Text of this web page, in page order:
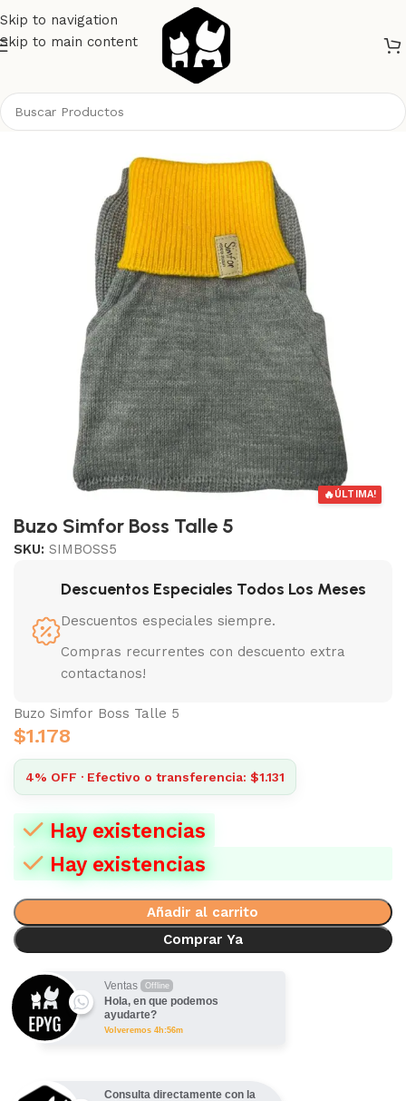
Skip to navigation
Skip to main content
🔥ÚLTIMA!
Buzo Simfor Boss Talle 5
SKU: SIMBOSS5
Descuentos Especiales Todos Los Meses
Descuentos especiales siempre.
Compras recurrentes con descuento extra
contactanos!
Buzo Simfor Boss Talle 5
$1.178
4% OFF · Efectivo o transferencia: $1.131
Hay existencias
Hay existencias
Añadir al carrito
Comprar Ya
Ventas Offline
Hola, en que podemos
ayudarte?
Volveremos 4h:56m
Consulta directamente con la